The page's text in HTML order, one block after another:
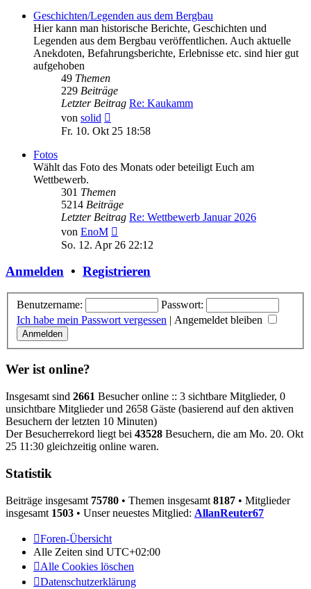
Geschichten/Legenden aus dem Bergbau
Hier kann man historische Berichte, Geschichten und
Legenden aus dem Bergbau veröffentlichen. Auch aktuelle
Anekdoten, Befahrungsberichte, Erlebnisse etc. sind hier gut
aufgehoben
49 Themen
229 Beiträge
Letzter Beitrag Re: Kaukamm
von solid
Beitrag
Fr. 10. Okt 25 18:58
Fotos
Wählt das Foto des Monats oder beteiligt Euch am
Wettbewerb.
301 Themen
5214 Beiträge
Letzter Beitrag Re: Wettbewerb Januar 2026
von EnoM
Beitrag
So. 12. Apr 26 22:12
Anmelden • Registrieren
Benutzername:
Passwort:
Ich habe mein Passwort vergessen | Angemeldet bleiben
Wer ist online?
Insgesamt sind 2661 Besucher online :: 3 sichtbare Mitglieder, 0
unsichtbare Mitglieder und 2658 Gäste (basierend auf den aktiven
Besuchern der letzten 10 Minuten)
Der Besucherrekord liegt bei 43528 Besuchern, die am Mo. 20. Okt
25 11:30 gleichzeitig online waren.
Statistik
Beiträge insgesamt 75780 • Themen insgesamt 8187 • Mitglieder
insgesamt 1503 • Unser neuestes Mitglied: AllanReuter67
Foren-Übersicht
Alle Zeiten sind UTC+02:00
Alle Cookies löschen
Datenschutzerklärung